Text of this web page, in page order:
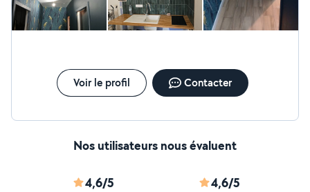
Voir le profil Contacter
Nos utilisateurs nous évaluent
4,6/5 4,6/5